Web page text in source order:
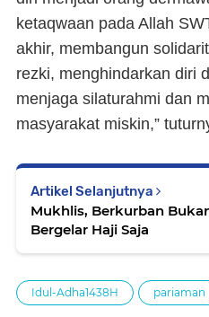
ketaqwaan pada Allah
akhir, membangun
rezki, menghindarkan diri
menjaga silaturahmi dan
masyarakat miskin,”
Artikel Selanjutnya
Mukhlis, Berkurban
Bergelar Haji Saja
Idul-Adha1438H pariaman